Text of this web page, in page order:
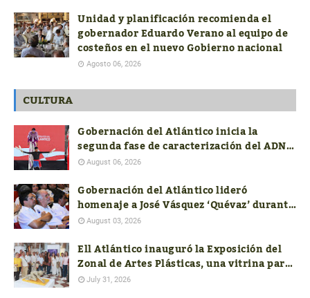
Unidad y planificación recomienda el
gobernador Eduardo Verano al equipo de
costeños en el nuevo Gobierno nacional
Agosto 06, 2026
CULTURA
Gobernación del Atlántico inicia la
segunda fase de caracterización del ADN
Cultural
August 06, 2026
Gobernación del Atlántico lideró
homenaje a José Vásquez ‘Quévaz’ durante
la presentación del libro de Alcides
August 03, 2026
Ell Atlántico inauguró la Exposición del
Zonal de Artes Plásticas, una vitrina para
el talento artístico del departamento
July 31, 2026